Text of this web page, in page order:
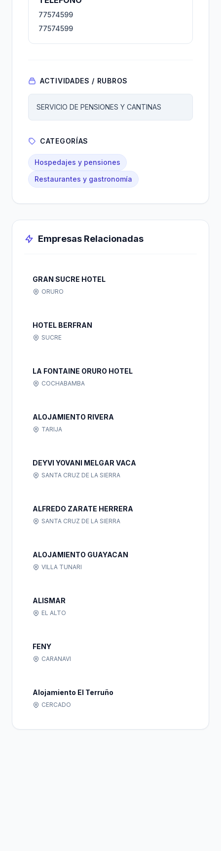
77574599
77574599
ACTIVIDADES / RUBROS
SERVICIO DE PENSIONES Y CANTINAS
CATEGORÍAS
Hospedajes y pensiones
Restaurantes y gastronomía
Empresas Relacionadas
GRAN SUCRE HOTEL
ORURO
HOTEL BERFRAN
SUCRE
LA FONTAINE ORURO HOTEL
COCHABAMBA
ALOJAMIENTO RIVERA
TARIJA
DEYVI YOVANI MELGAR VACA
SANTA CRUZ DE LA SIERRA
ALFREDO ZARATE HERRERA
SANTA CRUZ DE LA SIERRA
ALOJAMIENTO GUAYACAN
VILLA TUNARI
ALISMAR
EL ALTO
FENY
CARANAVI
Alojamiento El Terruño
CERCADO